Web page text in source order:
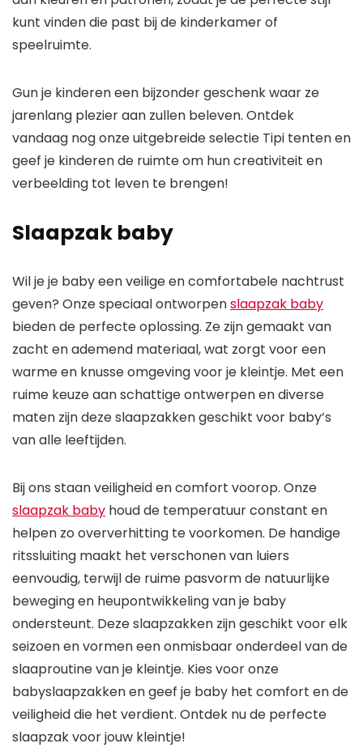
kunt vinden die past bij de kinderkamer of
speelruimte.
Gun je kinderen een bijzonder geschenk waar ze
jarenlang plezier aan zullen beleven. Ontdek
vandaag nog onze uitgebreide selectie Tipi tenten en
geef je kinderen de ruimte om hun creativiteit en
verbeelding tot leven te brengen!
Slaapzak baby
Wil je je baby een veilige en comfortabele nachtrust
geven? Onze speciaal ontworpenslaapzak baby
bieden de perfecte oplossing. Ze zijn gemaakt van
zacht en ademend materiaal, wat zorgt voor een
warme en knusse omgeving voor je kleintje. Met een
ruime keuze aan schattige ontwerpen en diverse
maten zijn deze slaapzakken geschikt voor baby’s
van alle leeftijden.
Bij ons staan veiligheid en comfort voorop. Onze
slaapzak baby houd de temperatuur constant en
helpen zo oververhitting te voorkomen. De handige
ritssluiting maakt het verschonen van luiers
eenvoudig, terwijl de ruime pasvorm de natuurlijke
beweging en heupontwikkeling van je baby
ondersteunt. Deze slaapzakken zijn geschikt voor elk
seizoen en vormen een onmisbaar onderdeel van de
slaaproutine van je kleintje. Kies voor onze
babyslaapzakken en geef je baby het comfort en de
veiligheid die het verdient. Ontdek nu de perfecte
slaapzak voor jouw kleintje!